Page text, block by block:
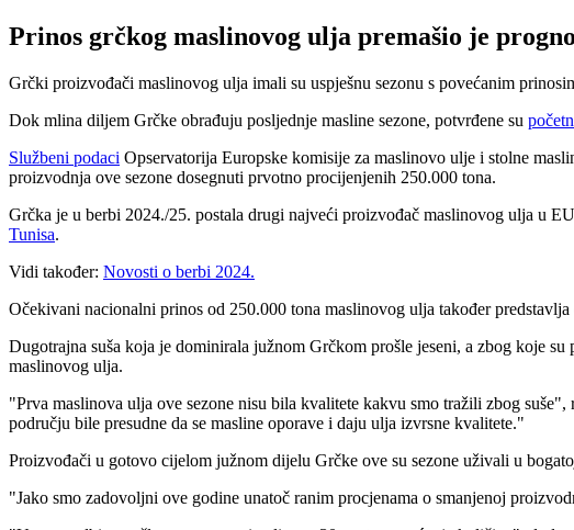
Prinos grčkog maslinovog ulja premašio je
Grčki proizvođači maslinovog ulja imali su uspješnu sezonu s povećanim
Dok mlina diljem Grčke obrađuju posljednje masline sezone, potvrđene su
Službeni podaci Opservatorija Europske komisije za maslinovo ulje i stolne
proizvodnja ove sezone dosegnuti prvotno procijenjenih 250.000 tona.
Grčka je u berbi 2024./25. postala drugi najveći proizvođač maslinovog ulja u
Tunisa.
Vidi također: Novosti o berbi 2024.
Očekivani nacionalni prinos od 250.000 tona maslinovog ulja također predstavlja
Dugotrajna suša koja je dominirala južnom Grčkom prošle jeseni, a zbog koje
maslinovog ulja.
"Prva maslinova ulja ove sezone nisu bila kvalitete kakvu smo tražili zbog
području bile presudne da se masline oporave i daju ulja izvrsne kvalitete."
Proizvođači u gotovo cijelom južnom dijelu Grčke ove su sezone uživali u
"Jako smo zadovoljni ove godine unatoč ranim procjenama o smanjenoj